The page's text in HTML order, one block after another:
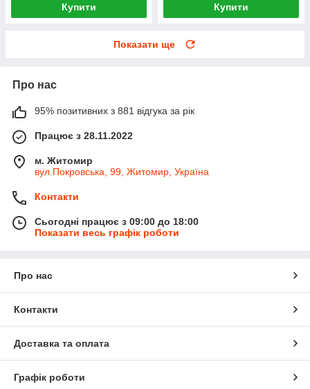
Купити Купити
Показати ще
Про нас
95% позитивних з 881 відгука за рік
Працює з 28.11.2022
м. Житомир
вул.Покровська, 99, Житомир, Україна
Контакти
Сьогодні працює з 09:00 до 18:00
Показати весь графік роботи
Про нас
Контакти
Доставка та оплата
Графік роботи